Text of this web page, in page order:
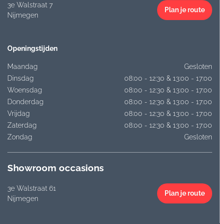
3e Walstraat 7
Nijmegen
Plan je route
Openingstijden
Maandag
Gesloten
Dinsdag
08:00 - 12:30 & 13:00 - 17:00
Woensdag
08:00 - 12:30 & 13:00 - 17:00
Donderdag
08:00 - 12:30 & 13:00 - 17:00
Vrijdag
08:00 - 12:30 & 13:00 - 17:00
Zaterdag
08:00 - 12:30 & 13:00 - 17:00
Zondag
Gesloten
Showroom occasions
3e Walstraat 61
Nijmegen
Plan je route